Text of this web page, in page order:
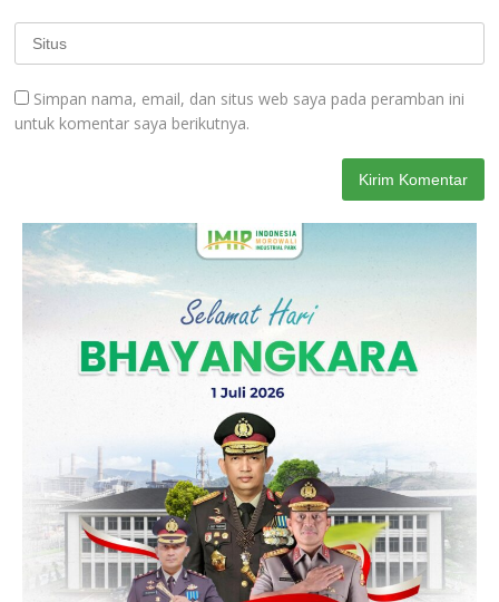
Simpan nama, email, dan situs web saya pada peramban ini
untuk komentar saya berikutnya.